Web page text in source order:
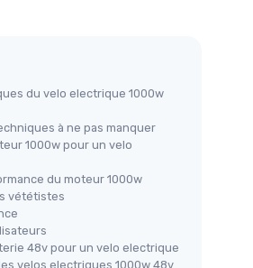
du velo electrique 1000w
à ne pas manquer
1000w pour un velo
du moteur 1000w
vététistes
48v pour un velo electrique
velos electriques 1000w 48v